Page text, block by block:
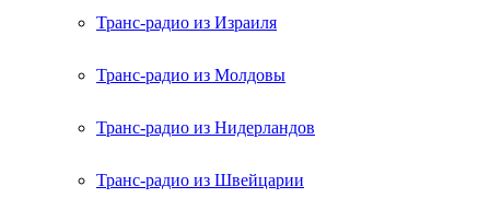
Транс-радио из Израиля
Транс-радио из Молдовы
Транс-радио из Нидерландов
Транс-радио из Швейцарии